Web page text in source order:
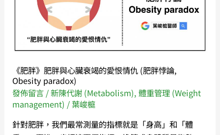
《肥胖》肥胖與心臟衰竭的愛恨情仇 (肥胖悖論,
Obesity paradox)
發佈留言 /新陳代謝 (Metabolism),體重管理 (Weight
management) / 葉峻榳
針對肥胖，我們最常測量的指標就是「身高」和「體
衰
的
愛
恨
仇